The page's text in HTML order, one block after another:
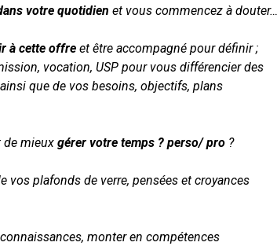
votre quotidien et vous commencez à douter…
à cette offre et être accompagné pour définir ;
vocation, USP pour vous différencier des
que de vos besoins, objectifs, plans
de mieux gérer votre temps ? perso/ pro ?
vos plafonds de verre, pensées et croyances
monter en compétences